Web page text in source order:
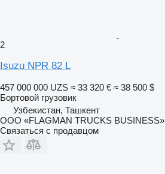
2
Isuzu NPR 82 L
457 000 000 UZS ≈ 33 320 € ≈ 38 500 $
Бортовой грузовик
Узбекистан, Ташкент
ООО «FLAGMAN TRUCKS BUSINESS»
Связаться с продавцом